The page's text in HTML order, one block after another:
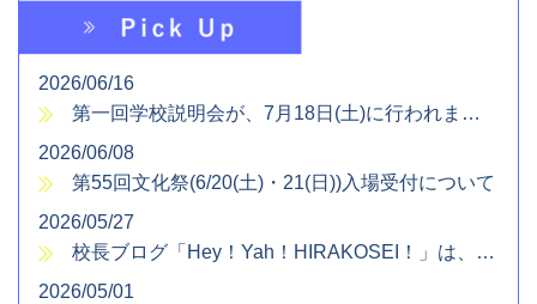
2026/06/16
第一回学校説明会が、7月18日(土)に行われます！
2026/06/08
第55回文化祭(6/20(土)・21(日))入場受付について
2026/05/27
校長ブログ「Hey！Yah！HIRAKOSEI！」は、次のURLをクリックしてください！
2026/05/01